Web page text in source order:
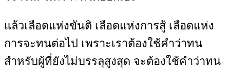
แล้วเลือดแห่งขันติ เลือดแห่งการสู้ เลือดแห่ง
การจะทนต่อไป เพราะเราต้องใช้คำว่าทน
สำหรับผู้ที่ยังไม่บรรลุสูงสุด จะต้องใช้คำว่าทน